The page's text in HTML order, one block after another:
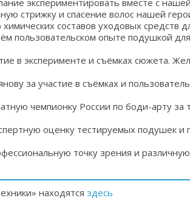
стрижку и спасение волос нашей
составов уходовых средств
пользовательском опыте подушкой
в эксперименте и съёмках сюжета.
за участие в съёмках и
чемпионку России по боди-арту за
оценку тестируемых подушек и
точку зрения и
находятся здесь